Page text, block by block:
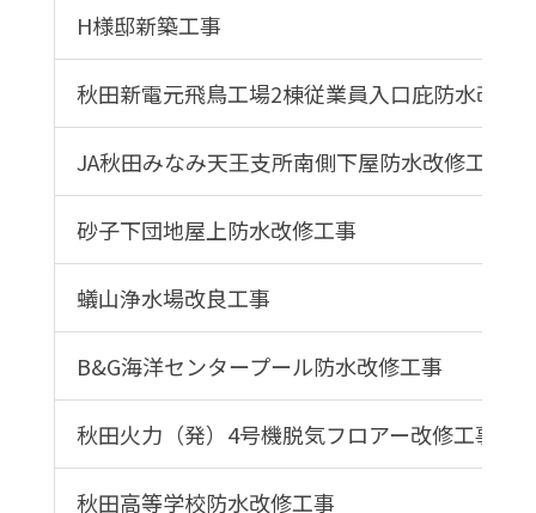
H様邸新築工事
秋田新電元飛鳥工場2棟従業員入口庇防水改修
JA秋田みなみ天王支所南側下屋防水改修工事
砂子下団地屋上防水改修工事
蟻山浄水場改良工事
B&G海洋センタープール防水改修工事
秋田火力（発）4号機脱気フロアー改修工事
秋田高等学校防水改修工事